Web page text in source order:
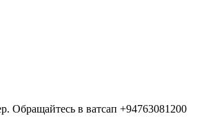
Обращайтесь в ватсап +94763081200